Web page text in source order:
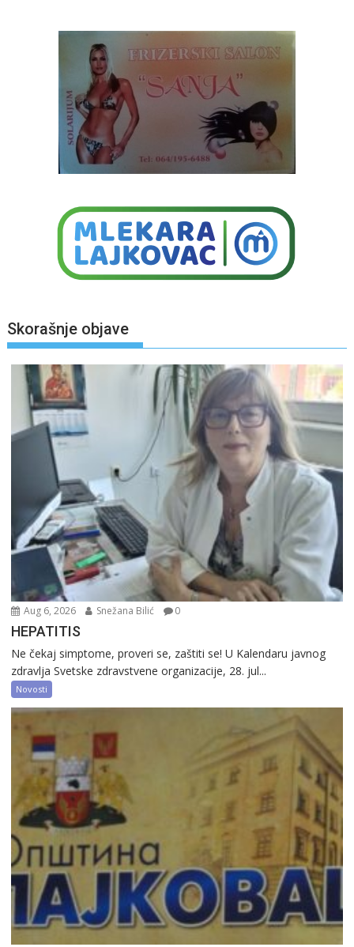
Skorašnje objave
Aug 6, 2026 Snežana Bilić 0
HEPATITIS
Ne čekaj simptome, proveri se, zaštiti se! U Kalendaru javnog
zdravlja Svetske zdravstvene organizacije, 28. jul...
Novosti